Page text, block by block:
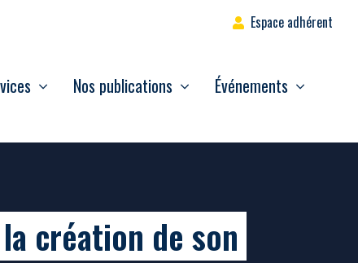
Espace adhérent
Nos publications Événements
création de son